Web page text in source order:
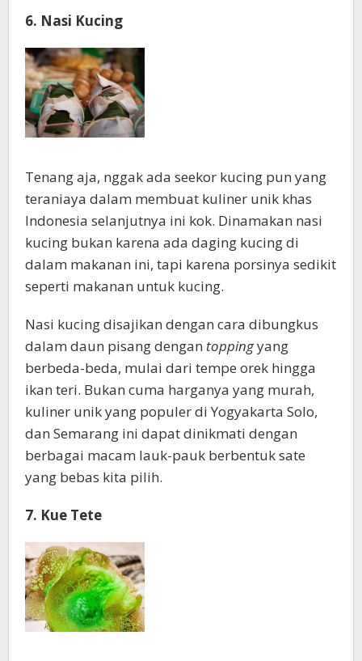
6. Nasi Kucing
Tenang aja, nggak ada seekor kucing pun yang
teraniaya dalam membuat kuliner unik khas
Indonesia selanjutnya ini kok. Dinamakan nasi
kucing bukan karena ada daging kucing di
dalam makanan ini, tapi karena porsinya sedikit
seperti makanan untuk kucing.
Nasi kucing disajikan dengan cara dibungkus
dalam daun pisang dengan toppingyang
berbeda-beda, mulai dari tempe orek hingga
ikan teri. Bukan cuma harganya yang murah,
kuliner unik yang populer di Yogyakarta Solo,
dan Semarang ini dapat dinikmati dengan
berbagai macam lauk-pauk berbentuk sate
yang bebas kita pilih.
7. Kue Tete